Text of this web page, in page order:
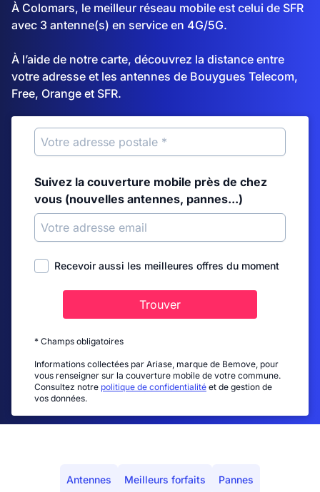
À Colomars, le meilleur réseau mobile est celui de SFR
avec 3 antenne(s) en service en 4G/5G.
À l’aide de notre carte, découvrez la distance entre
votre adresse et les antennes de Bouygues Telecom,
Free, Orange et SFR.
Suivez la couverture mobile près de chez
vous (nouvelles antennes, pannes...)
Recevoir aussi les meilleures offres du moment
Trouver
* Champs obligatoires
Informations collectées par Ariase, marque de Bemove, pour
vous renseigner sur la couverture mobile de votre commune.
Consultez notre politique de confidentialité et de gestion de
vos données.
Antennes Meilleurs forfaits Pannes